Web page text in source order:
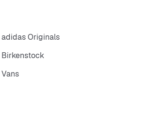
adidas Originals
Birkenstock
Vans